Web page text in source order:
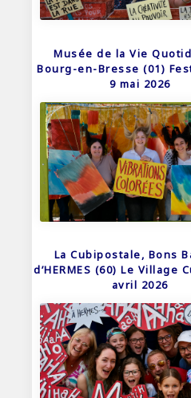
Musée de la Vie
Bourg-en-Bresse (01)
9 mai 2026
La Cubipostale, Bons
d’HERMES (60) Le Village
avril 2026